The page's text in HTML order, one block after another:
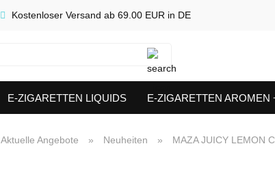
Kostenloser Versand ab 69.00 EUR in DE
E-ZIGARETTEN LIQUIDS E-ZIGARETTEN AROMEN
VERDAMPFER &
Aktuelle Angebote » Neuheiten » MAZA JUICY LEMON